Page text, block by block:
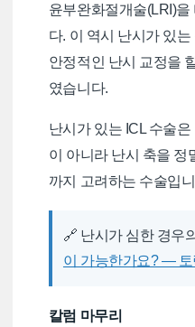
윤부완화절개술(LRI)을
다. 이 역시 난시가 있
안정적인 난시 교정을
였습니다.
난시가 있는 ICL 수술
이 아니라 난시 축을 정
까지 고려하는 수술입
🔗 난시가 심한 경우
이 가능한가요? — 토
칼럼 마무리